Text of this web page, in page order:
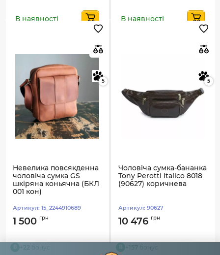
В наявності В наявності
5
Невелика повсякденна
чоловіча сумка GS
шкіряна коньячна (БКЛ
001 кон)
Артикул: 15_2244910689
1 500 грн
22
5
Чоловіча сумка-бананка
Tony Perotti Italico 8018
(90627) коричнева
Артикул: 90627
10 476 грн
157